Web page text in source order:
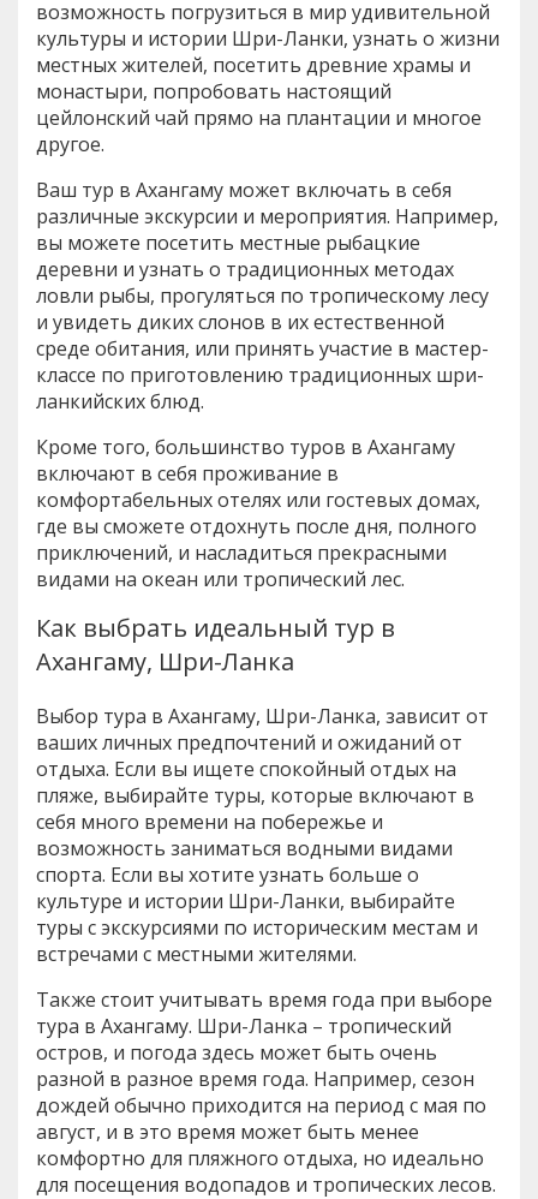
возможность погрузиться в мир удивительной
культуры и истории Шри-Ланки, узнать о жизни
местных жителей, посетить древние храмы и
монастыри, попробовать настоящий
цейлонский чай прямо на плантации и многое
другое.
Ваш тур в Ахангаму может включать в себя
различные экскурсии и мероприятия. Например,
вы можете посетить местные рыбацкие
деревни и узнать о традиционных методах
ловли рыбы, прогуляться по тропическому лесу
и увидеть диких слонов в их естественной
среде обитания, или принять участие в мастер-
классе по приготовлению традиционных шри-
ланкийских блюд.
Кроме того, большинство туров в Ахангаму
включают в себя проживание в
комфортабельных отелях или гостевых домах,
где вы сможете отдохнуть после дня, полного
приключений, и насладиться прекрасными
видами на океан или тропический лес.
Как выбрать идеальный тур в
Ахангаму, Шри-Ланка
Выбор тура в Ахангаму, Шри-Ланка, зависит от
ваших личных предпочтений и ожиданий от
отдыха. Если вы ищете спокойный отдых на
пляже, выбирайте туры, которые включают в
себя много времени на побережье и
возможность заниматься водными видами
спорта. Если вы хотите узнать больше о
культуре и истории Шри-Ланки, выбирайте
туры с экскурсиями по историческим местам и
встречами с местными жителями.
Также стоит учитывать время года при выборе
тура в Ахангаму. Шри-Ланка – тропический
остров, и погода здесь может быть очень
разной в разное время года. Например, сезон
дождей обычно приходится на период с мая по
август, и в это время может быть менее
комфортно для пляжного отдыха, но идеально
для посещения водопадов и тропических лесов.